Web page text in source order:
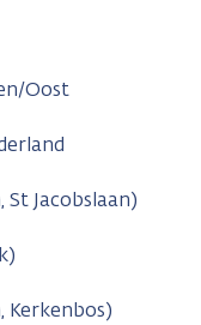
Oost
Jacobslaan)
Kerkenbos)